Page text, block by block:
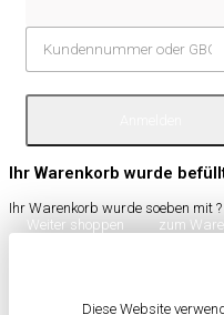
Ihr Warenkorb wurde
Ihr Warenkorb wurde soeben mit ?
Weiter shoppen
zum
Diese Website